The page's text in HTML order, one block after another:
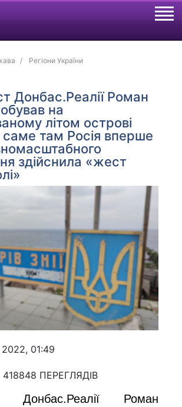
Регіони України
Донбас.Реалії Роман
на
літом острові
саме там Росія вперше
здійснила «жест
01:49
418848 ПЕРЕГЛЯДІВ
Донбас.Реалії Роман